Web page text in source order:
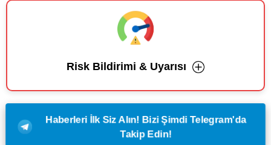
Risk Bildirimi & Uyarısı
Haberleri İlk Siz Alın! Bizi Şimdi Telegram'da
Takip Edin!